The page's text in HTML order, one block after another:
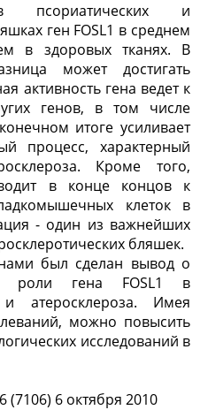
и
ген FOSL1 в среднем
в здоровых тканях. В
может достигать
активность гена ведет к
генов, в том числе
итоге усиливает
процесс, характерный
Кроме того,
в конце концов к
клеток в
- один из важнейших
бляшек.
был сделан вывод о
роли гена FOSL1 в
атеросклероза. Имея
можно повысить
исследований в
(7106) 6 октября 2010